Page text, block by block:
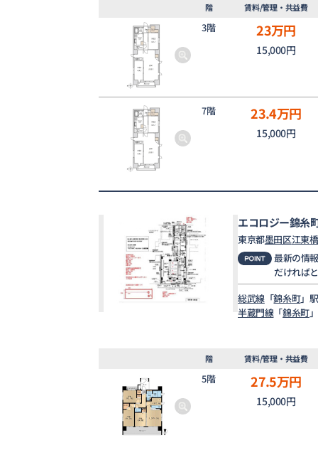
階 賃料/管理・共益費
3階 23万円
15,000円
7階 23.4万円
15,000円
エコロジー錦糸
東京都墨田区江東橋
最新の情
だければ
総武線「錦糸町」
半蔵門線「錦糸町
階 賃料/管理・共益費
5階 27.5万円
15,000円